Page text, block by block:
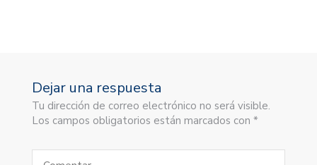
Dejar una respuesta
Tu dirección de correo electrónico no será visible.
Los campos obligatorios están marcados con *